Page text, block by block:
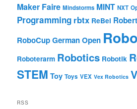
Maker Faire Mindstorms MINT NXT
Programming rbtx ReBel
RoboCup German Open
Roboterarm Robotics Robotik
STEM Toy Toys VEX Vex Robotics
RSS